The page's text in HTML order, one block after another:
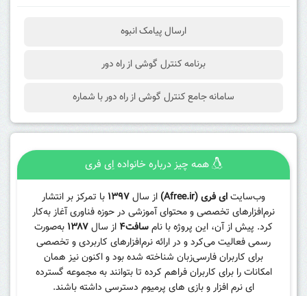
ارسال پیامک انبوه
برنامه کنترل گوشی از راه دور
سامانه جامع کنترل گوشی از راه دور با شماره
همه چیز درباره خانواده اِی فری
وب‌سایتای فری (Afree.ir) از سال۱۳۹۷ با تمرکز بر انتشار
نرم‌افزارهای تخصصی و محتوای آموزشی در حوزه فناوری آغاز به‌کار
کرد. پیش از آن، این پروژه با نامسافت۴ از سال۱۳۸۷ به‌صورت
رسمی فعالیت می‌کرد و در ارائه نرم‌افزارهای کاربردی و تخصصی
برای کاربران فارسی‌زبان شناخته شده بود و اکنون نیز همان
امکانات را برای کاربران فراهم کرده تا بتوانند به مجموعه گسترده
ای نرم افزار و بازی های پرمیوم دسترسی داشته باشند.